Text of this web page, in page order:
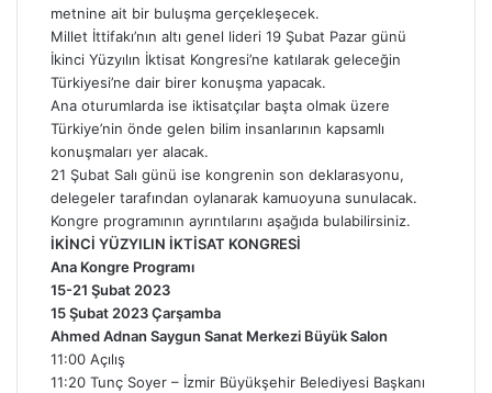
metnine ait bir buluşma gerçekleşecek.
Millet İttifakı’nın altı genel lideri 19 Şubat Pazar günü
İkinci Yüzyılın İktisat Kongresi’ne katılarak geleceğin
Türkiyesi’ne dair birer konuşma yapacak.
Ana oturumlarda ise iktisatçılar başta olmak üzere
Türkiye’nin önde gelen bilim insanlarının kapsamlı
konuşmaları yer alacak.
21 Şubat Salı günü ise kongrenin son deklarasyonu,
delegeler tarafından oylanarak kamuoyuna sunulacak.
Kongre programının ayrıntılarını aşağıda bulabilirsiniz.
İKİNCİ YÜZYILIN İKTİSAT KONGRESİ
Ana Kongre Programı
15-21 Şubat 2023
15 Şubat 2023 Çarşamba
Ahmed Adnan Saygun Sanat Merkezi Büyük Salon
11:00 Açılış
11:20 Tunç Soyer – İzmir Büyükşehir Belediyesi Başkanı